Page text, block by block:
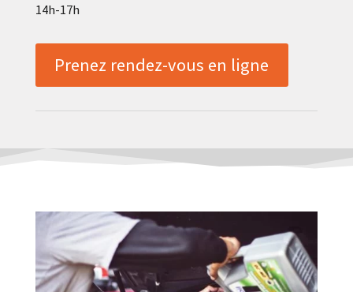
14h-17h
Prenez rendez-vous en ligne